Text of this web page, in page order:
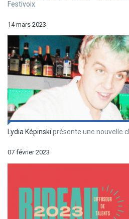
Festivoix
14 mars 2023
Lydia Képinski présente une nouvelle
07 février 2023